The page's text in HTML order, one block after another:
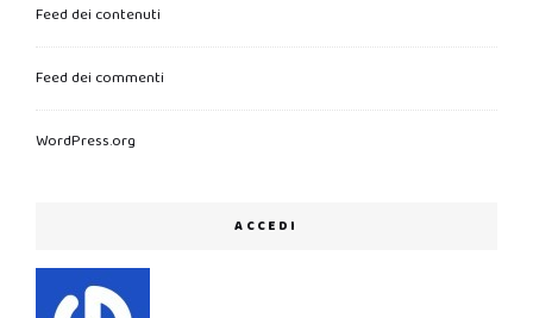
Feed dei contenuti
Feed dei commenti
WordPress.org
ACCEDI